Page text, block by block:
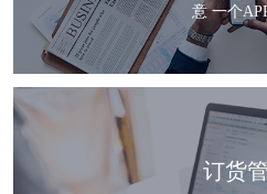
意 一个
订货